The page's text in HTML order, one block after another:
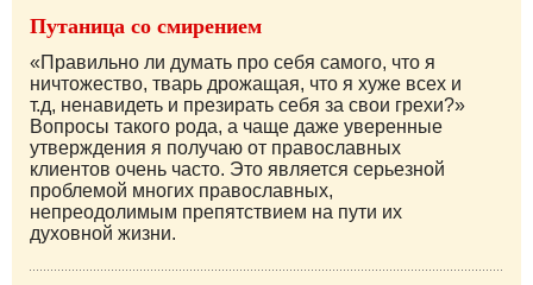
Путаница со смирением
«Правильно ли думать про себя самого, что я
ничтожество, тварь дрожащая, что я хуже всех и
т.д, ненавидеть и презирать себя за свои грехи?»
Вопросы такого рода, а чаще даже уверенные
утверждения я получаю от православных
клиентов очень часто. Это является серьезной
проблемой многих православных,
непреодолимым препятствием на пути их
духовной жизни.